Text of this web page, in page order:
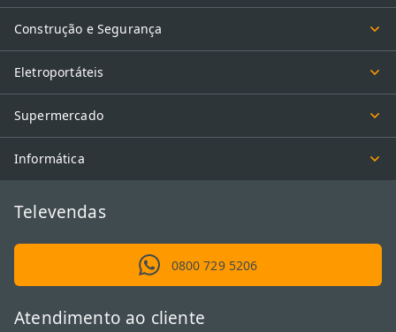
Construção e Segurança
Eletroportáteis
Supermercado
Informática
Televendas
0800 729 5206
Atendimento ao cliente